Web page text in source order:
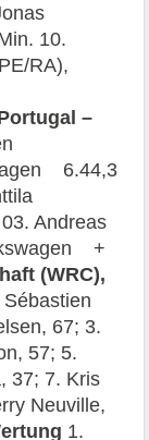
10.
RA),
–
6.44,3
Andreas
+
(WRC),
Sébastien
67; 3.
57; 5.
37; 7. Kris
Neuville,
1.